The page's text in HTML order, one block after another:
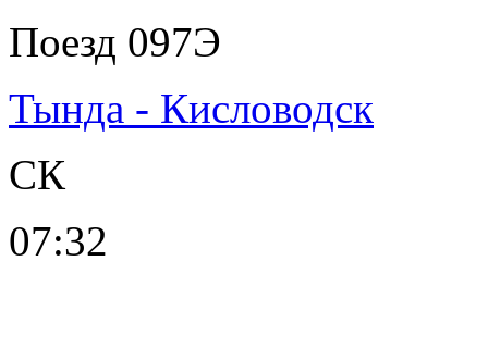
Поезд 097Э
Тында - Кисловодск
СК
07:32